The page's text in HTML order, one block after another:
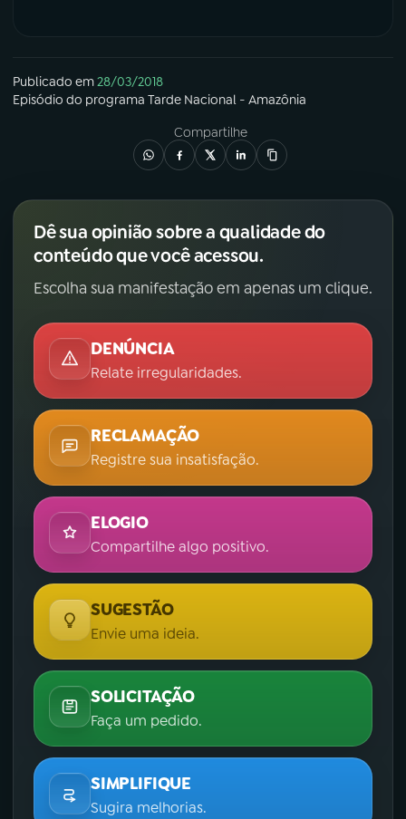
Publicado em28/03/2018
Episódio do programa Tarde Nacional - Amazônia
Compartilhe
Dê sua opinião sobre a qualidade do
conteúdo que você acessou.
Escolha sua manifestação em apenas um clique.
DENÚNCIA
Relate irregularidades.
RECLAMAÇÃO
Registre sua insatisfação.
ELOGIO
Compartilhe algo positivo.
SUGESTÃO
Envie uma ideia.
SOLICITAÇÃO
Faça um pedido.
SIMPLIFIQUE
Sugira melhorias.